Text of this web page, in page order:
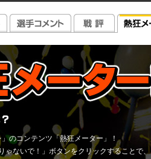
のコンテンツ「熱狂メーター」！
ゃないで！」ボタンをクリックすることで、